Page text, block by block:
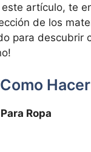
artículo, te
⁤de los
‍para
Ropa